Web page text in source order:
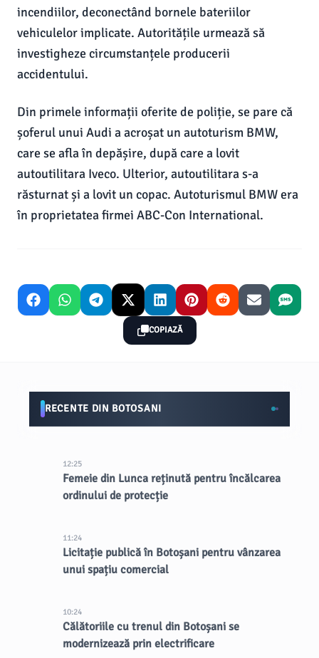
incendiilor, deconectând bornele bateriilor
vehiculelor implicate. Autoritățile urmează să
investigheze circumstanțele producerii
accidentului.
Din primele informații oferite de poliție, se pare că
șoferul unui Audi a acroșat un autoturism BMW,
care se afla în depășire, după care a lovit
autoutilitara Iveco. Ulterior, autoutilitara s-a
răsturnat și a lovit un copac. Autoturismul BMW era
în proprietatea firmei ABC-Con International.
COPIAZĂ
RECENTE DIN BOTOSANI
12:25
Femeie din Lunca reținută pentru încălcarea
ordinului de protecție
11:24
Licitație publică în Botoșani pentru vânzarea
unui spațiu comercial
10:24
Călătoriile cu trenul din Botoșani se
modernizează prin electrificare